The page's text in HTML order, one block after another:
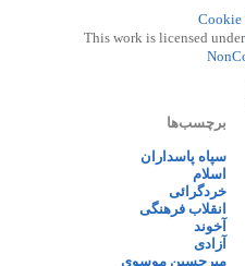
This work is licensed
برچسب‌ها
سپاه پاسداران
اسلام
خردگرائی
انقلاب فرهنگی
آخوند
آزادی
میرحسین موسوی